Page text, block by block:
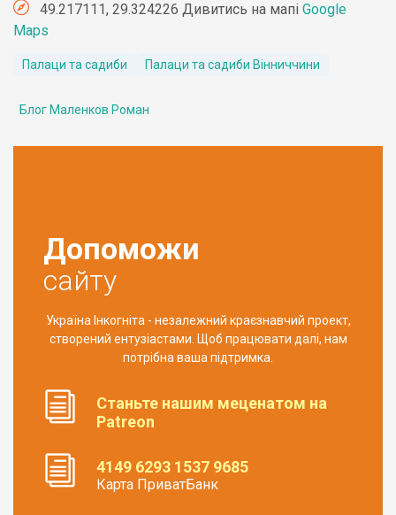
49.217111, 29.324226 Дивитись на мапі Google
Maps
Палаци та садиби Палаци та садиби Вінниччини
Блог Маленков Роман
Допоможи
сайту
Україна Інкогніта - незалежний краєзнавчий проект,
створений ентузіастами. Щоб працювати далі, нам
потрібна ваша підтримка.
Станьте нашим меценатом на
Patreon
4149 6293 1537 9685
Карта ПриватБанк